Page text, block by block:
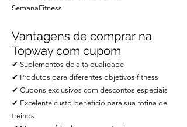
SemanaFitness
Vantagens de comprar na
Topway com cupom
✔ Suplementos de alta qualidade
✔ Produtos para diferentes objetivos fitness
✔ Cupons exclusivos com descontos especiais
✔ Excelente custo-benefício para sua rotina de
treinos